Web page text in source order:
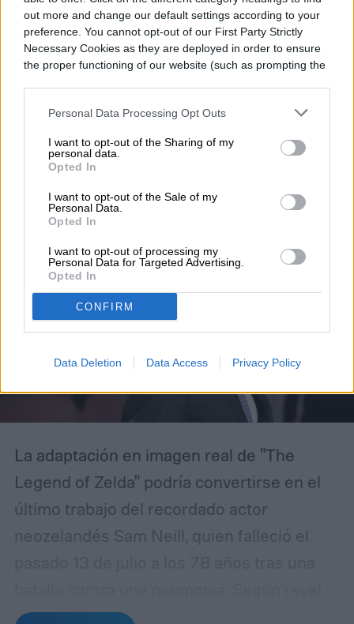
out more and change our default settings according to your
preference. You cannot opt-out of our First Party Strictly
Necessary Cookies as they are deployed in order to ensure
the proper functioning of our website (such as prompting the
Personal Data Processing Opt Outs
I want to opt-out of the Sharing of my
personal data.
Opted In
I want to opt-out of the Sale of my
Personal Data.
Opted In
I want to opt-out of processing my
Personal Data for Targeted Advertising.
Opted In
CONFIRM
Data Deletion Data Access Privacy Policy
ENTRETENIMIENTO
‘The Legend of Zelda’
sería el adiós de Sam Neill
al cine
La adaptación en imagen real de "The
Legend of Zelda" podría convertirse en el
último trabajo del recordado actor
neozelandés Sam Neill, quien falleció el
el medio especializado Deadline, Neill